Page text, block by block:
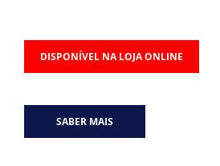
DISPONÍVEL NA LOJA ONLINE
SABER MAIS